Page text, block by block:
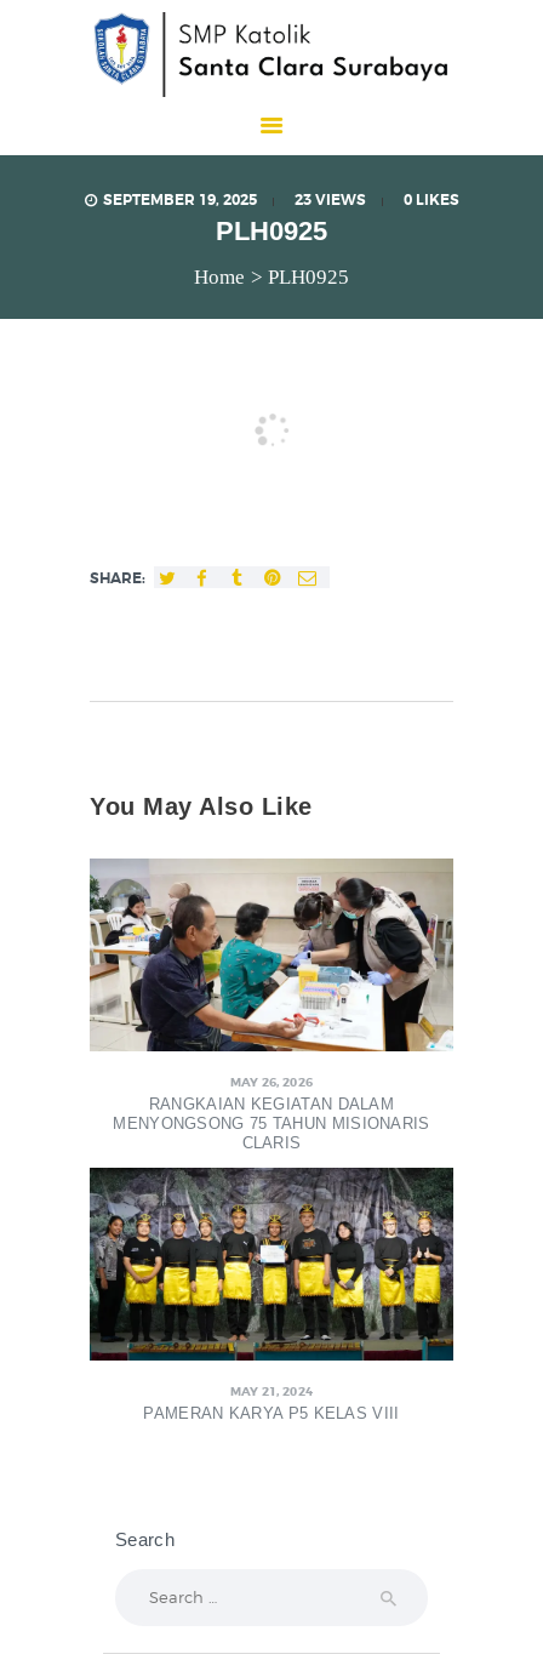
SEPTEMBER 19, 2025 23 VIEWS 0 LIKES
PLH0925
Home PLH0925
SMP Katolik Santa Clara
SHARE:
You May Also Like
MAY 26, 2026
RANGKAIAN KEGIATAN DALAM
MENYONGSONG 75 TAHUN MISIONARIS
CLARIS
MAY 21, 2024
PAMERAN KARYA P5 KELAS VIII
Search